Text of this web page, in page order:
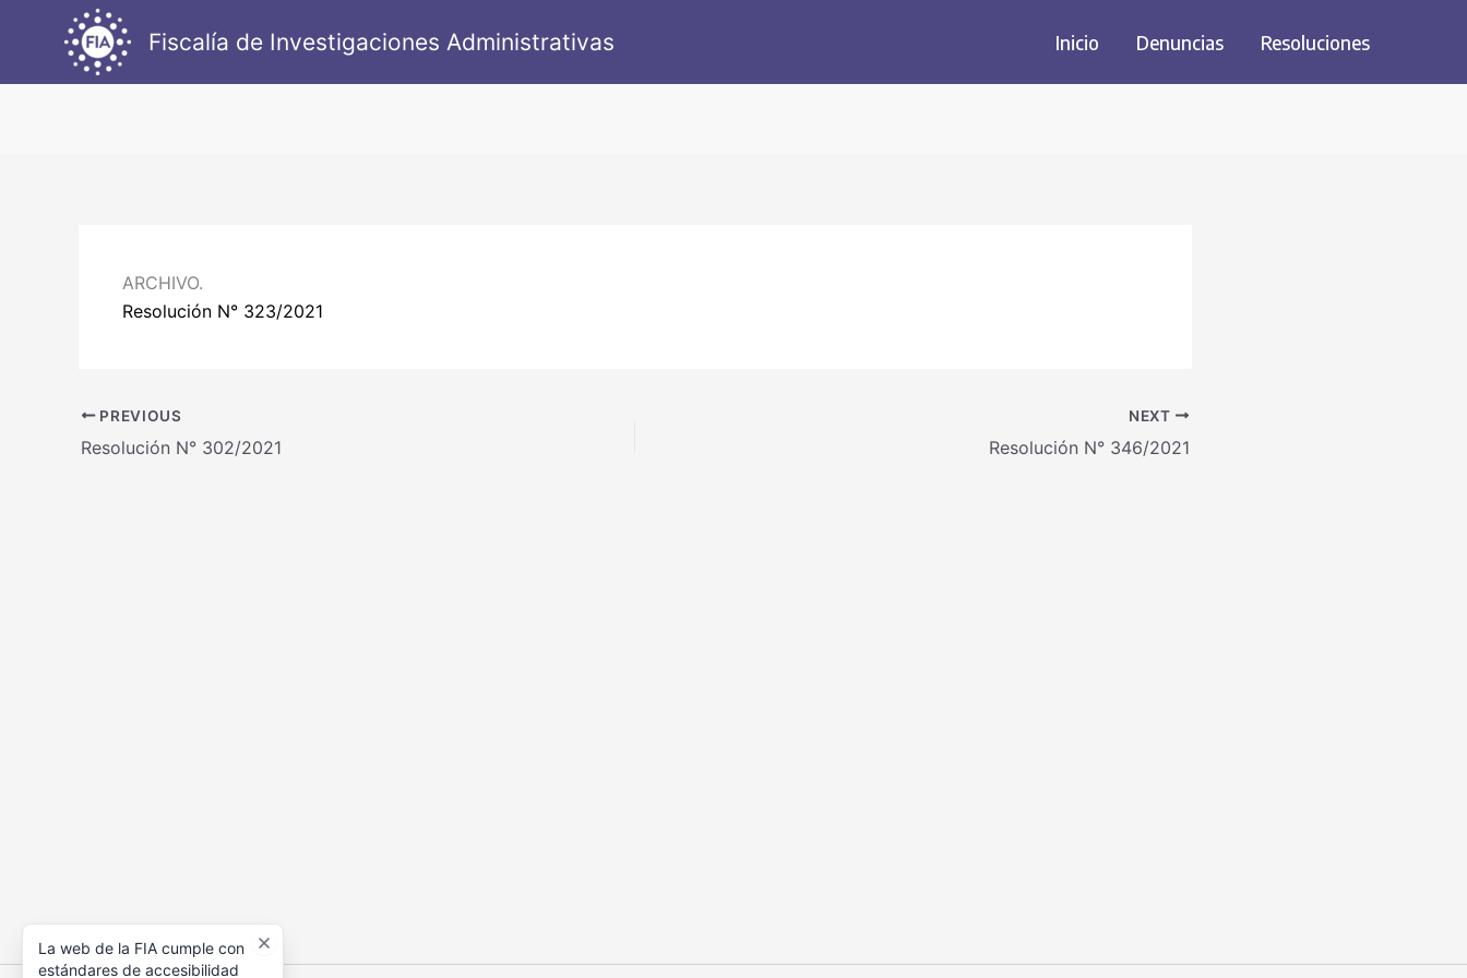
contenido
Fiscalía de Investigaciones Administrativas Inicio Denuncias Resoluciones
ARCHIVO.
Resolución N° 323/2021
PREVIOUS
Resolución N° 302/2021
NEXT
Resolución N° 346/2021
La web de la FIA cumple con
estándares de accesibilidad